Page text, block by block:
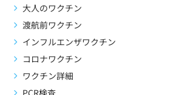
大人のワクチン
渡航前ワクチン
インフルエンザワクチン
コロナワクチン
ワクチン詳細
PCR検査